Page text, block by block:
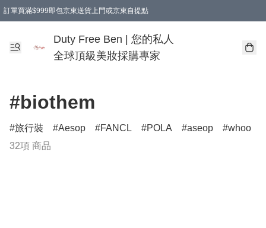
訂單買滿$999即包京東送貨上門或京東自提點
Duty Free Ben | 您的私人
全球頂級美妝採購專家
#biothem
旅行裝 Aesop FANCL POLA aseop
whoo
32項 商品